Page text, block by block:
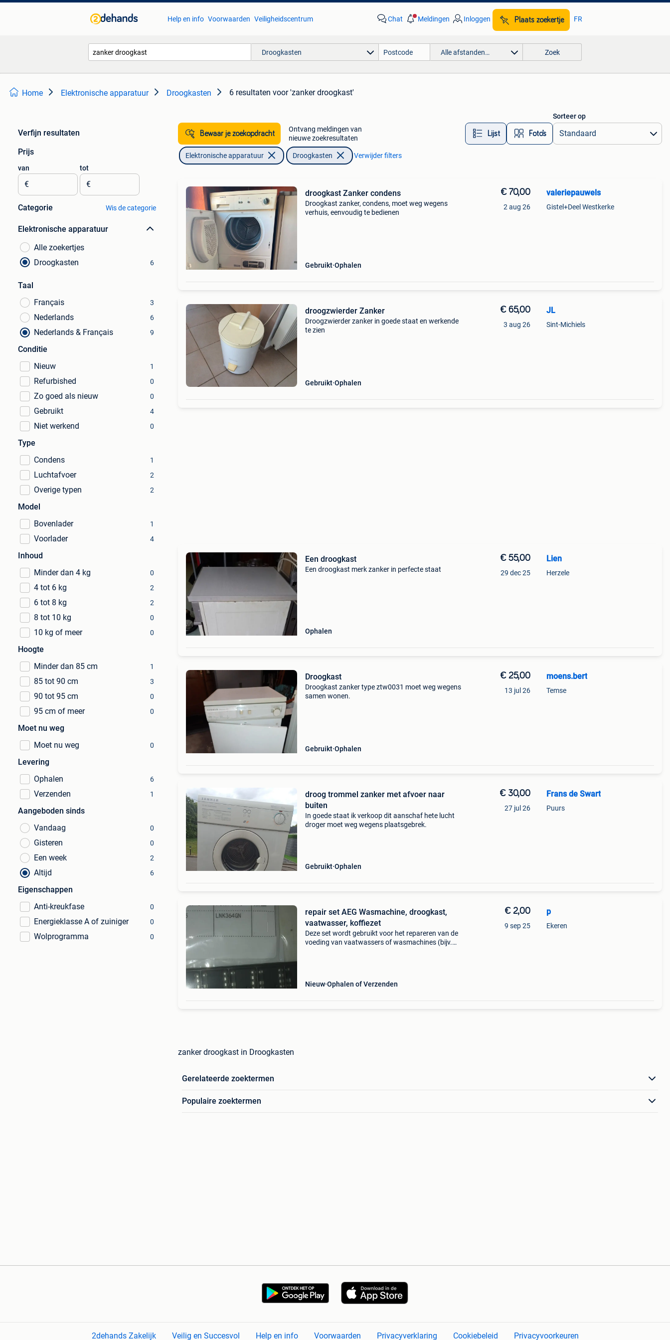
Help en info Voorwaarden Veiligheidscentrum Chat Meldingen Inloggen Plaats zoekertje FR
Droogkasten Alle afstanden… Zoek
Home Elektronische apparatuur Droogkasten 6 resultaten voor 'zanker droogkast'
Verfijn resultaten
Prijs
van
€
tot
€
Categorie Wis de categorie
Elektronische apparatuur
Alle zoekertjes
Droogkasten
6
Taal
Français
3
Nederlands 6
Nederlands & Français 9
Conditie
Nieuw
1
Refurbished 0
Zo goed als nieuw 0
Gebruikt 4
Niet werkend 0
Type
Condens
1
Luchtafvoer 2
Overige typen 2
Model
Bovenlader
1
Voorlader 4
Inhoud
Minder dan 4 kg
0
4 tot 6 kg 2
6 tot 8 kg 2
8 tot 10 kg 0
10 kg of meer 0
Hoogte
Minder dan 85 cm
1
85 tot 90 cm 3
90 tot 95 cm 0
95 cm of meer 0
Moet nu weg
Moet nu weg
0
Levering
Ophalen
6
Verzenden 1
Aangeboden sinds
Vandaag
0
Gisteren 0
Een week 2
Altijd 6
Eigenschappen
Anti-kreukfase
0
Energieklasse A of zuiniger 0
Wolprogramma 0
Bewaar je zoekopdracht
Ontvang meldingen van
nieuwe zoekresultaten
Lijst Foto’s
Sorteer op
Elektronische apparatuur Droogkasten Verwijder filters
droogkast Zanker condens
Droogkast zanker, condens, moet weg wegens
verhuis, eenvoudig te bedienen
Gebruikt Ophalen
€ 70,00
2 aug 26
valeriepauwels
Gistel+Deel Westkerke
droogzwierder Zanker
Droogzwierder zanker in goede staat en werkende
te zien
Gebruikt Ophalen
€ 65,00
3 aug 26
JL
Sint-Michiels
Een droogkast
Een droogkast merk zanker in perfecte staat
Ophalen
€ 55,00
29 dec 25
Lien
Herzele
Droogkast
Droogkast zanker type ztw0031 moet weg wegens
samen wonen.
Gebruikt Ophalen
€ 25,00
13 jul 26
moens.bert
Temse
droog trommel zanker met afvoer naar
buiten
In goede staat ik verkoop dit aanschaf hete lucht
droger moet weg wegens plaatsgebrek.
Gebruikt Ophalen
€ 30,00
27 jul 26
Frans de Swart
Puurs
repair set AEG Wasmachine, droogkast,
vaatwasser, koffiezet
Deze set wordt gebruikt voor het repareren van de
voeding van vaatwassers of wasmachines (bijv.
Nieuw Ophalen of Verzenden
€ 2,00
9 sep 25
p
Ekeren
zanker droogkast in Droogkasten
Gerelateerde zoektermen
Populaire zoektermen
2dehands Zakelijk Veilig en Succesvol Help en info Voorwaarden Privacyverklaring Cookiebeleid Privacyvoorkeuren